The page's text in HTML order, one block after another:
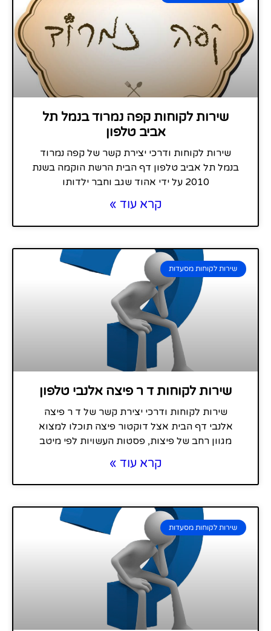
שירות לקוחות קפה נמרוד בנמל תל
אביב טלפון
שירות לקוחות ודרכי יצירת קשר של קפה נמרוד
בנמל תל אביב טלפון דף הבית הרשת הוקמה בשנת
2010 על ידי אהוד שגב וחבר ילדותו
קרא עוד »
שירות לקוחות מסעדות
שירות לקוחות ד ר פיצה אלנבי טלפון
שירות לקוחות ודרכי יצירת קשר של ד ר פיצה
אלנבי דף הבית אצל דוקטור פיצה תוכלו למצוא
מגוון רחב של פיצות, פסטות העשויות לפי מיטב
קרא עוד »
שירות לקוחות מסעדות